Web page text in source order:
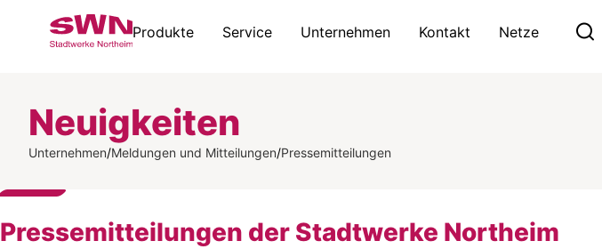
Produkte
Service Unternehmen Kontakt Netze
Neuigkeiten
Unternehmen/Meldungen und Mitteilungen/Pressemitteilungen
Pressemitteilungen der Stadtwerke Northeim